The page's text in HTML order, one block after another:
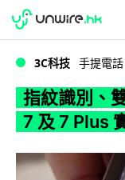
WWDC 2026
3C科技 手提電話
指紋識別、
7 及 7 Plus